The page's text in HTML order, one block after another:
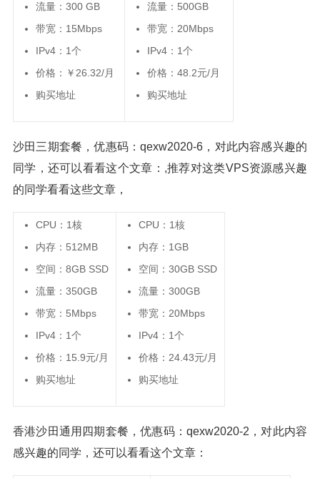
流量：300 GB
带宽：15Mbps
IPv4：1个
价格：￥26.32/月
购买地址
流量：500GB
带宽：20Mbps
IPv4：1个
价格：48.2元/月
购买地址
沙田三期套餐，优惠码：qexw2020-6，对此内容感兴趣的
同学，还可以看看这个文章：,推荐对这类VPS资源感兴趣
的同学看看这些文章，
CPU：1核
内存：512MB
空间：8GB SSD
流量：350GB
带宽：5Mbps
IPv4：1个
价格：15.9元/月
购买地址
CPU：1核
内存：1GB
空间：30GB SSD
流量：300GB
带宽：20Mbps
IPv4：1个
价格：24.43元/月
购买地址
香港沙田通用四期套餐，优惠码：qexw2020-2，对此内容
感兴趣的同学，还可以看看这个文章：